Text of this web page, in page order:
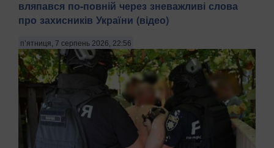
вляпався по-повній через зневажливі слова
про захисників України (відео)
п’ятниця, 7 серпень 2026, 22:56